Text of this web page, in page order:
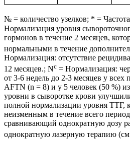
№ = количество узелков; * =
Нормализация уровня
гормонов в течение 2 месяцев,
нормальными в течение
Нормализация: отсутствие
12 месяцев.; Nc = Нормализация:
от 3-6 недель до 2-3 месяцев у
AFTN (n = 8) и у 5 человек (50 %)
уровни в сыворотке крови
полной нормализации уровня ТТГ,
неизменным в течение всего
сравнивающий однократную дозу
однократную лазерную терапию